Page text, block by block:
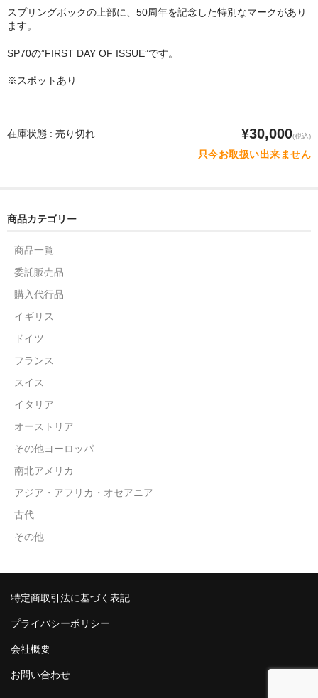
スプリングボックの上部に、50周年を記念した特別なマークがあり
ます。
SP70の”FIRST DAY OF ISSUE”です。
※スポットあり
在庫状態 : 売り切れ ¥30,000(税込)
只今お取扱い出来ません
商品カテゴリー
商品一覧
委託販売品
購入代行品
イギリス
ドイツ
フランス
スイス
イタリア
オーストリア
その他ヨーロッパ
南北アメリカ
アジア・アフリカ・オセアニア
古代
その他
特定商取引法に基づく表記
プライバシーポリシー
会社概要
お問い合わせ